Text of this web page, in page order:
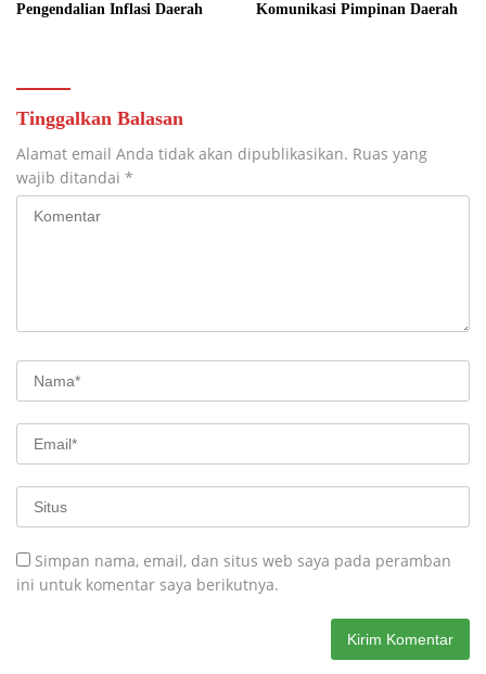
Pengendalian Inflasi Daerah
Komunikasi Pimpinan Daerah
Tinggalkan Balasan
Alamat email Anda tidak akan dipublikasikan. Ruas yang
wajib ditandai *
Simpan nama, email, dan situs web saya pada peramban
ini untuk komentar saya berikutnya.